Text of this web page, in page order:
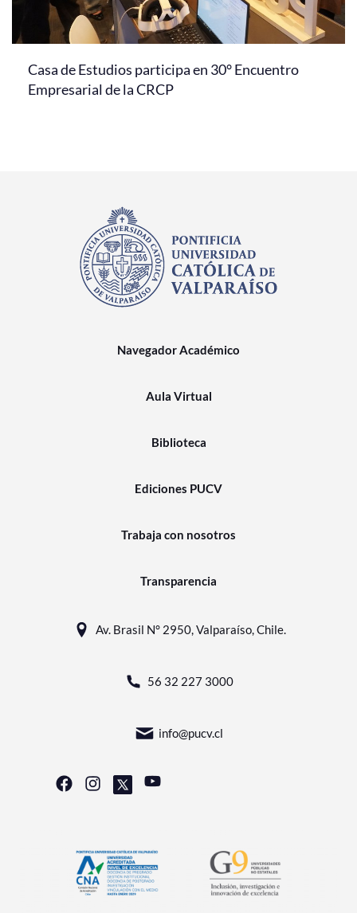
Casa de Estudios participa en 30° Encuentro
Empresarial de la CRCP
Navegador Académico
Aula Virtual
Biblioteca
Ediciones PUCV
Trabaja con nosotros
Transparencia
Av. Brasil N° 2950, Valparaíso, Chile.
56 32 227 3000
info@pucv.cl